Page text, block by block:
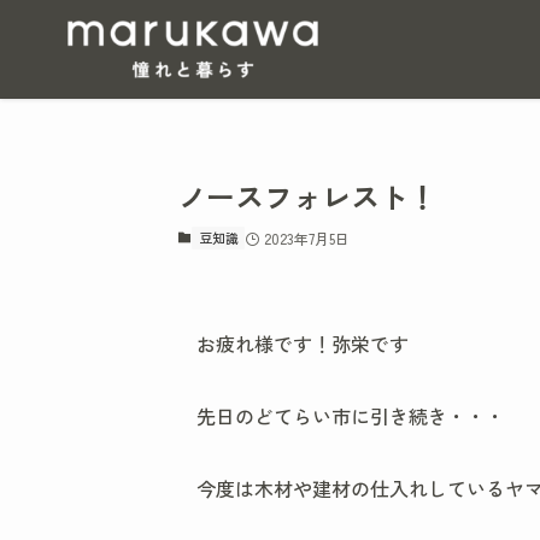
ノースフォレスト！
豆知識 2023年7月5日
お疲れ様です！弥栄です
先日のどてらい市に引き続き・・・
今度は木材や建材の仕入れしているヤ